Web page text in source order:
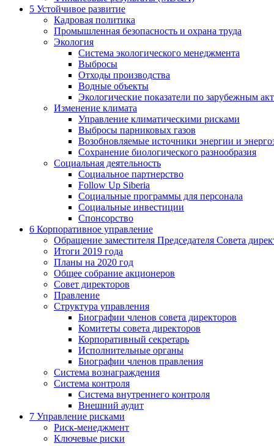
5 Устойчивое развитие
Кадровая политика
Промышленная безопасность и охрана труда
Экология
Система экологического менеджмента
Выбросы
Отходы производства
Водные объекты
Экологические показатели по зарубежным
Изменение климата
Управление климатическими рисками
Выбросы парниковых газов
Возобновляемые источники энергии и
Сохранение биологического разнообразия
Социальная деятельность
Социальное партнерство
Follow Up Siberia
Социальные программы для персонала
Социальные инвестиции
Спонсорство
6 Корпоративное управление
Обращение заместителя Председателя Совета
Итоги 2019 года
Планы на 2020 год
Общее собрание акционеров
Совет директоров
Правление
Структура управления
Биографии членов совета директоров
Комитеты совета директоров
Корпоративный секретарь
Исполнительные органы
Биографии членов правления
Система вознаграждения
Система контроля
Система внутреннего контроля
Внешний аудит
7 Управление рисками
Риск-менеджмент
Ключевые риски